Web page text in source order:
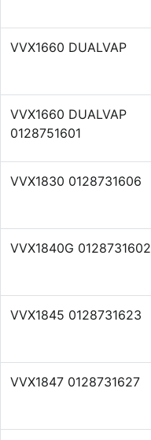
VVX1660 DUALVAP
VVX1660 DUALVAP
0128751601
VVX1830 0128731606
VVX1840G 0128731602
VVX1845 0128731623
VVX1847 0128731627